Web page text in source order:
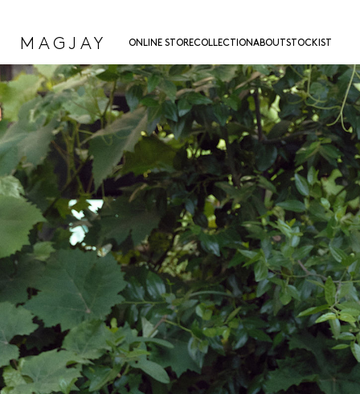
MAGJAY ONLINE STORECOLLECTIONABOUTSTOCKIST